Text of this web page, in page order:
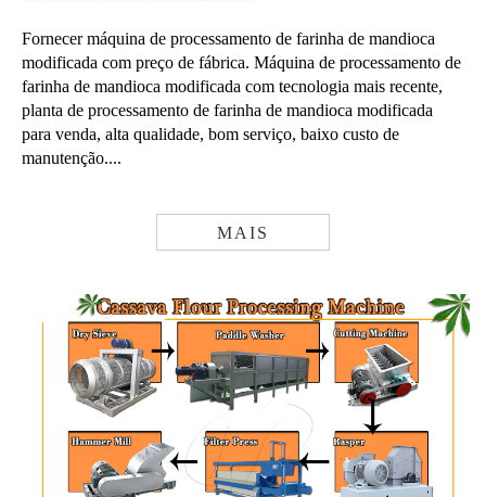
Fornecer máquina de processamento de farinha de mandioca
modificada com preço de fábrica. Máquina de processamento de
farinha de mandioca modificada com tecnologia mais recente,
planta de processamento de farinha de mandioca modificada
para venda, alta qualidade, bom serviço, baixo custo de
manutenção....
MAIS